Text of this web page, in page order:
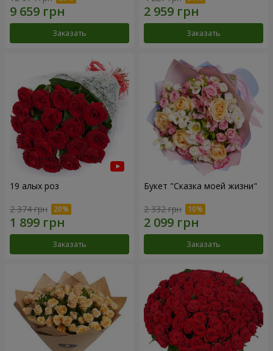
Заказать Заказать
19 алых роз
2 374 грн
Заказать
Букет "Сказка моей жизни"
2 332 грн
Заказать